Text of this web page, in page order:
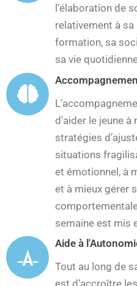
l’élaboration de
relativement à
formation, sa
sa vie
d’aider le jeune
stratégies
situations
et émotionnel, à
et à mieux gérer
semaine est mis
Aide à
Tout au long de